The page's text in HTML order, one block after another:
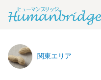
関東エリア